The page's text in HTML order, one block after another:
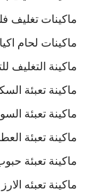
ماكينات تغليف
ماكينات لحام
ماكينة التغليف
ماكينة تعبئة
ماكينة تعبئة
ماكينة تعبئة
ماكينة تعبئة
ماكينة تعبئه الارز